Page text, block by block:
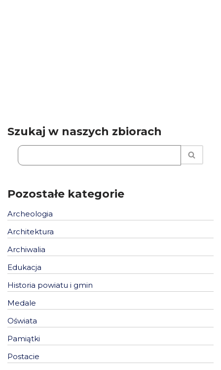
Szukaj w naszych zbiorach
Pozostałe kategorie
Archeologia
Architektura
Archiwalia
Edukacja
Historia powiatu i gmin
Medale
Oświata
Pamiątki
Postacie